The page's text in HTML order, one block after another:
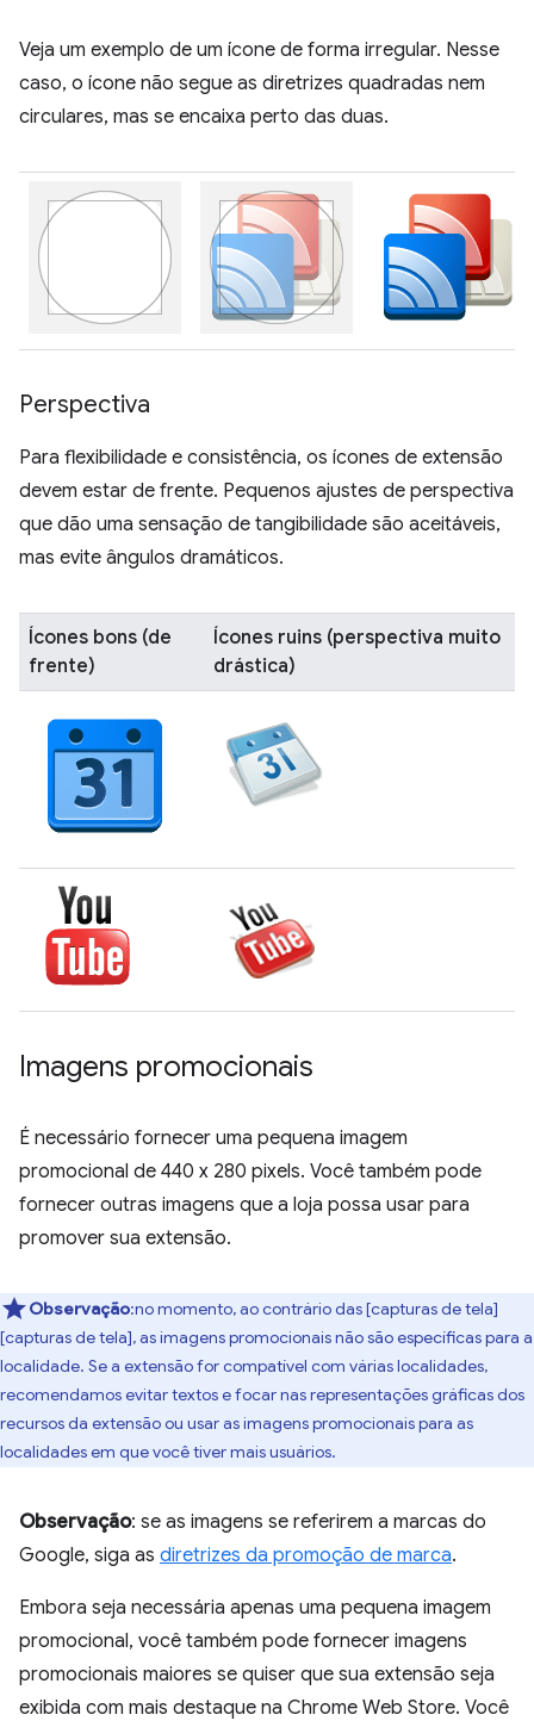
Veja um exemplo de um ícone de forma irregular. Nesse
caso, o ícone não segue as diretrizes quadradas nem
circulares, mas se encaixa perto das duas.
Perspectiva
Para flexibilidade e consistência, os ícones de extensão
devem estar de frente. Pequenos ajustes de perspectiva
que dão uma sensação de tangibilidade são aceitáveis,
mas evite ângulos dramáticos.
Ícones bons (de
frente)
Ícones ruins (perspectiva muito
drástica)
Imagens promocionais
É necessário fornecer uma pequena imagem
promocional de 440 x 280 pixels. Você também pode
fornecer outras imagens que a loja possa usar para
promover sua extensão.
Observação:no momento, ao contrário das [capturas de tela]
[capturas de tela], as imagens promocionais não são específicas para a
localidade. Se a extensão for compatível com várias localidades,
recomendamos evitar textos e focar nas representações gráficas dos
recursos da extensão ou usar as imagens promocionais para as
localidades em que você tiver mais usuários.
Observação: se as imagens se referirem a marcas do
Google, siga as diretrizes da promoção de marca.
Embora seja necessária apenas uma pequena imagem
promocional, você também pode fornecer imagens
promocionais maiores se quiser que sua extensão seja
exibida com mais destaque na Chrome Web Store. Você